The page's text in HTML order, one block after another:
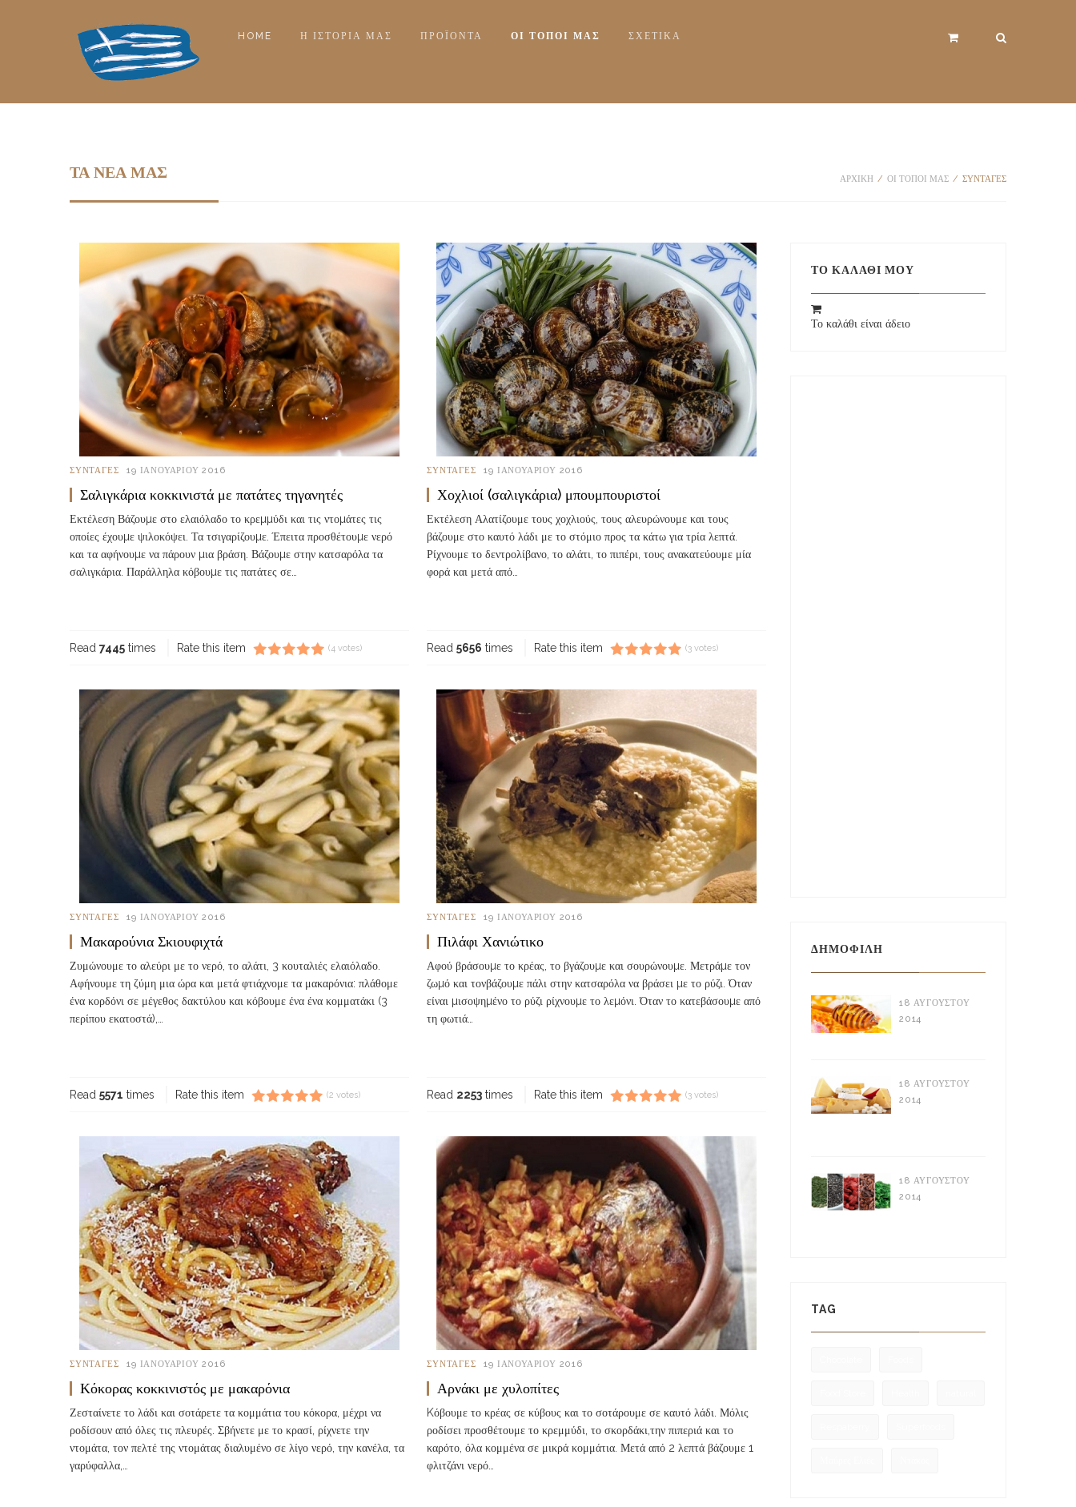
HOME Η ΙΣΤΟΡΊΑ ΜΑΣ ΠΡΟΪΟΝΤΑ ΟΙ ΤΟΠΟΙ ΜΑΣ ΣΧΕΤΙΚΆ
ΤΑ ΝΈΑ ΜΑΣ ΑΡΧΙΚΉ / ΟΙ ΤΟΠΟΙ ΜΑΣ / ΣΥΝΤΑΓΈΣ
ΣΥΝΤΑΓΈΣ 19 ΙΑΝΟΥΑΡΊΟΥ 2016
Σαλιγκάρια κοκκινιστά με πατάτες τηγανητές
Εκτέλεση Βάζουµε στο ελαιόλαδο το κρεµµύδι και τις ντοµάτες τις
οποίες έχουµε ψιλοκόψει. Τα τσιγαρίζουµε. Έπειτα προσθέτουµε νερό
και τα αφήνουµε να πάρουν µια βράση. Βάζουµε στην κατσαρόλα τα
σαλιγκάρια. Παράλληλα κόβουµε τις πατάτες σε…
Read 7445 times Rate this item (4 votes)
ΣΥΝΤΑΓΈΣ 19 ΙΑΝΟΥΑΡΊΟΥ 2016
Χοχλιοί (σαλιγκάρια) μπουμπουριστοί
Εκτέλεση Αλατίζουμε τους χοχλιούς, τους αλευρώνουμε και τους
βάζουμε στο καυτό λάδι με το στόμιο προς τα κάτω για τρία λεπτά.
Ρίχνουμε το δεντρολίβανο, το αλάτι, το πιπέρι, τους ανακατεύουμε μία
φορά και μετά από…
Read5656 times Rate this item (3 votes)
ΣΥΝΤΑΓΈΣ 19 ΙΑΝΟΥΑΡΊΟΥ 2016
Μακαρούνια Σκιουφιχτά
Ζυμώνουμε το αλεύρι με το νερό, το αλάτι, 3 κουταλιές ελαιόλαδο.
Αφήνουμε τη ζύμη μια ώρα και μετά φτιάχνομε τα μακαρόνια: πλάθομε
ένα κορδόνι σε μέγεθος δακτύλου και κόβουμε ένα ένα κομματάκι (3
περίπου εκατοστά),…
Read 5571 times Rate this item (2 votes)
ΣΥΝΤΑΓΈΣ 19 ΙΑΝΟΥΑΡΊΟΥ 2016
Πιλάφι Χανιώτικο
Αφού βράσουµε το κρέας, το βγάζουµε και σουρώνουµε. Μετράµε τον
ζωµό και τονβάζουµε πάλι στην κατσαρόλα να βράσει µε το ρύζι. Όταν
είναι µισοψηµένο το ρύζι ρίχνουµε το λεµόνι. Όταν το κατεβάσουµε από
τη φωτιά…
Read 2253 times Rate this item (3 votes)
ΣΥΝΤΑΓΈΣ 19 ΙΑΝΟΥΑΡΊΟΥ 2016
Κόκορας κοκκινιστός με μακαρόνια
Ζεσταίνετε το λάδι και σοτάρετε τα κομμάτια του κόκορα, μέχρι να
ροδίσουν από όλες τις πλευρές. Σβήνετε με το κρασί, ρίχνετε την
ντομάτα, τον πελτέ της ντομάτας διαλυμένο σε λίγο νερό, την κανέλα, τα
γαρύφαλλα,…
ΣΥΝΤΑΓΈΣ 19 ΙΑΝΟΥΑΡΊΟΥ 2016
Αρνάκι με χυλοπίτες
Kόβουμε το κρέας σε κύβους και το σοτάρουμε σε καυτό λάδι. Μόλις
ροδίσει προσθέτουμε το κρεμμύδι, το σκορδάκι,την πιπεριά και το
καρότο, όλα κομμένα σε μικρά κομμάτια. Μετά από 2 λεπτά βάζουμε 1
φλιτζάνι νερό…
ΤΟ ΚΑΛΆΘΙ ΜΟΥ
Το καλάθι είναι άδειο
ΔΗΜΟΦΙΛΉ
18 ΑΥΓΟΎΣΤΟΥ
2014
18 ΑΥΓΟΎΣΤΟΥ
2014
18 ΑΥΓΟΎΣΤΟΥ
2014
TAG